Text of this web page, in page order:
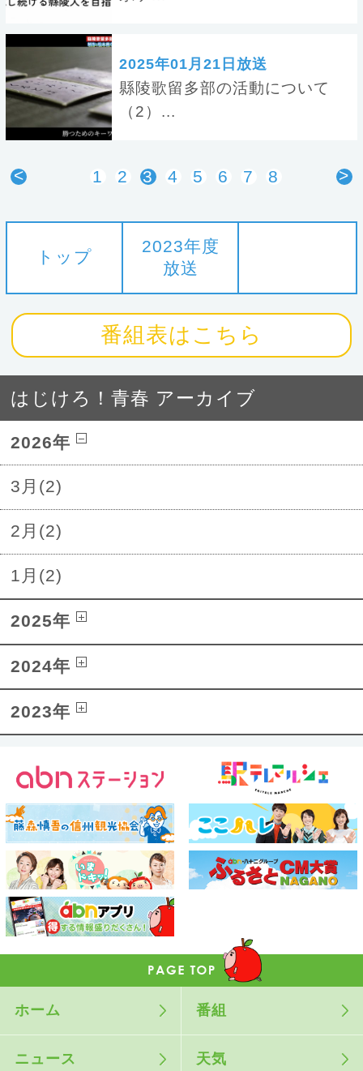
2025年01月21日放送
縣陵歌留多部の活動について
（2）...
< 1 2 3 4 5 6 7 8 >
トップ
2023年度
放送
番組表はこちら
はじけろ！青春 アーカイブ
2026年
3月(2)
2月(2)
1月(2)
2025年
2024年
2023年
ホーム 番組
ニュース 天気